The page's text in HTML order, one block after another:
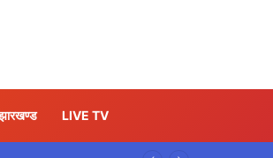
LIVE TV